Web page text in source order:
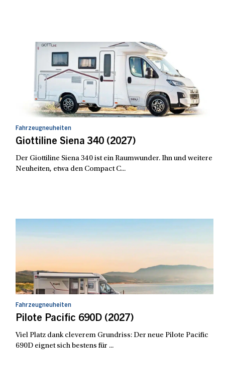
Fahrzeugneuheiten
Giottiline Siena 340 (2027)
Der Giottiline Siena 340 ist ein Raumwunder. Ihn und weitere
Neuheiten, etwa den Compact C...
Fahrzeugneuheiten
Pilote Pacific 690D (2027)
Viel Platz dank cleverem Grundriss: Der neue Pilote Pacific
690D eignet sich bestens für ...